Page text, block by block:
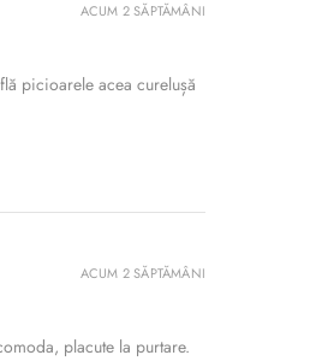
picioarele acea curelușă
ACUM 2 SĂPTĂMÂNI
placute la purtare.
ACUM 2 SĂPTĂMÂNI